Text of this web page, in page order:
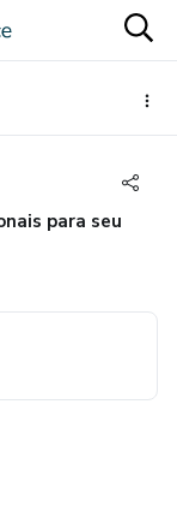
para seu